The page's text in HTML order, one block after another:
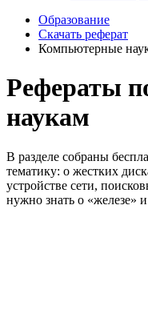
Образование
Скачать реферат
Компьютерные
Рефераты
наукам
В разделе собраны
тематику: о жестких
устройстве сети,
нужно знать о «железе»